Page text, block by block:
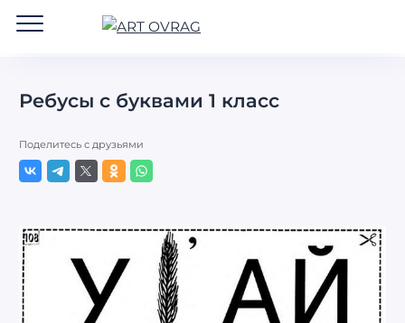
Ребусы с буквами 1 класс
Поделитесь с друзьями